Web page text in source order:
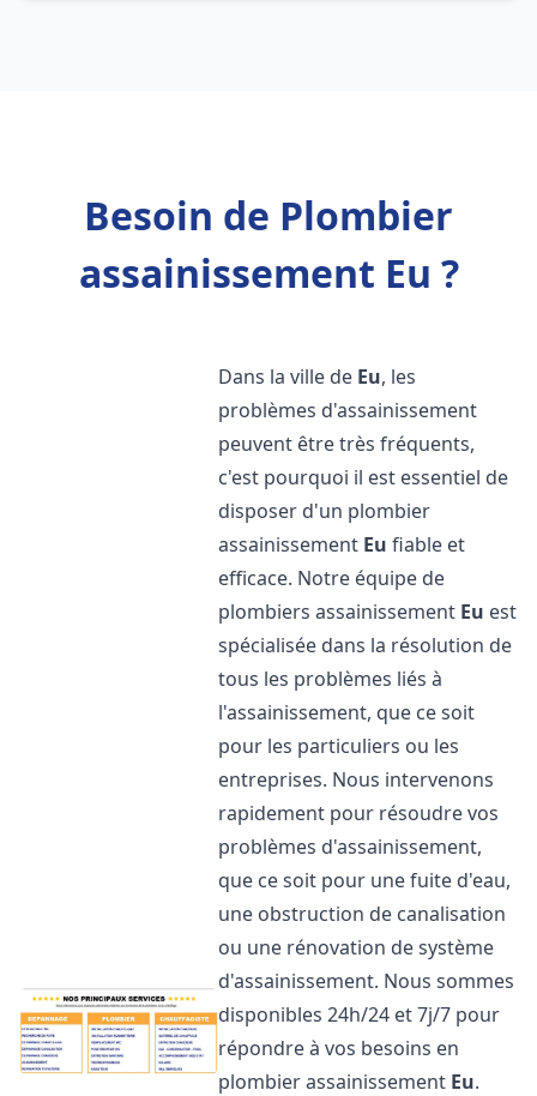
Besoin de Plombier
assainissement Eu ?
Dans la ville de Eu, les
problèmes d'assainissement
peuvent être très fréquents,
c'est pourquoi il est essentiel de
disposer d'un plombier
assainissement Eu fiable et
efficace. Notre équipe de
plombiers assainissement Eu est
spécialisée dans la résolution de
tous les problèmes liés à
l'assainissement, que ce soit
pour les particuliers ou les
entreprises. Nous intervenons
rapidement pour résoudre vos
problèmes d'assainissement,
que ce soit pour une fuite d'eau,
une obstruction de canalisation
ou une rénovation de système
d'assainissement. Nous sommes
disponibles 24h/24 et 7j/7 pour
répondre à vos besoins en
plombier assainissement Eu.